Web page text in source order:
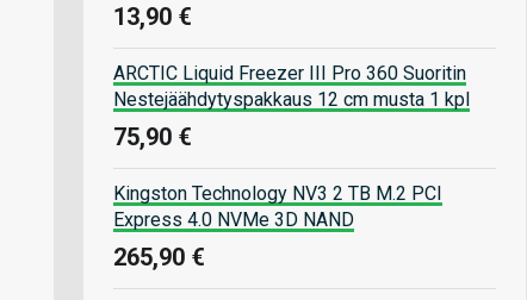
13,90 €
ARCTIC Liquid Freezer III Pro 360 Suoritin
Nestejäähdytyspakkaus 12 cm musta 1 kpl
75,90 €
Kingston Technology NV3 2 TB M.2 PCI
Express 4.0 NVMe 3D NAND
265,90 €